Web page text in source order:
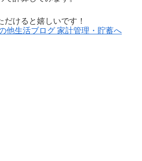
けると嬉しいです！